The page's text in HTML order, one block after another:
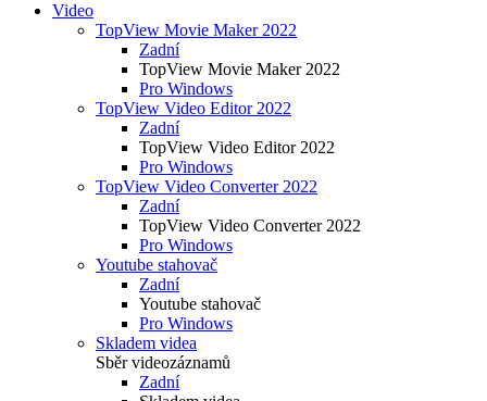
Video
TopView Movie Maker 2022
Zadní
TopView Movie Maker 2022
Pro Windows
TopView Video Editor 2022
Zadní
TopView Video Editor 2022
Pro Windows
TopView Video Converter 2022
Zadní
TopView Video Converter 2022
Pro Windows
Youtube stahovač
Zadní
Youtube stahovač
Pro Windows
Skladem videa
Sběr videozáznamů
Zadní